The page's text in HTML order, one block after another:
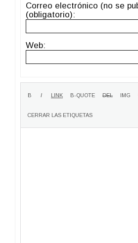
Correo electrónico (no se
(obligatorio):
Web: